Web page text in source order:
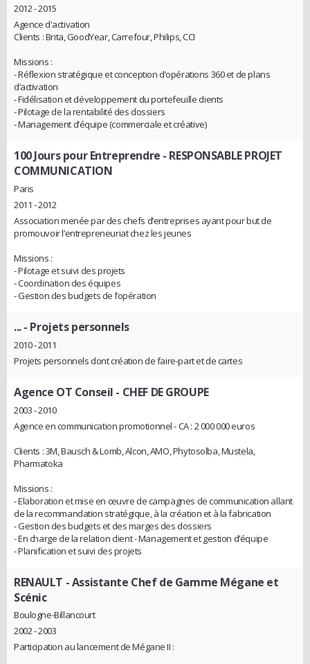
2012 - 2015
Agence d'activation
Clients : Brita, GoodYear, Carrefour, Philips, CCI
Missions :
- Réflexion stratégique et conception d’opérations 360 et de plans
d’activation
- Fidélisation et développement du portefeuille clients
- Pilotage de la rentabilité des dossiers
- Management d’équipe (commerciale et créative)
100 Jours pour Entreprendre - RESPONSABLE PROJET
COMMUNICATION
Paris
2011 - 2012
Association menée par des chefs d’entreprises ayant pour but de
promouvoir l’entrepreneuriat chez les jeunes
Missions :
- Pilotage et suivi des projets
- Coordination des équipes
- Gestion des budgets de l’opération
...- Projets personnels
2010 - 2011
Projets personnels dont création de faire-part et de cartes
Agence OT Conseil - CHEF DE GROUPE
2003 - 2010
Agence en communication promotionnel - CA : 2 000 000 euros
Clients : 3M, Bausch & Lomb, Alcon, AMO, Phytosolba, Mustela,
Pharmatoka
Missions :
- Elaboration et mise en œuvre de campagnes de communication allant
de la recommandation stratégique, à la création et à la fabrication
- Gestion des budgets et des marges des dossiers
- En charge de la relation client - Management et gestion d’équipe
- Planification et suivi des projets
RENAULT - Assistante Chef de Gamme Mégane et
Scénic
Boulogne-Billancourt
2002 - 2003
Participation au lancement de Mégane II :